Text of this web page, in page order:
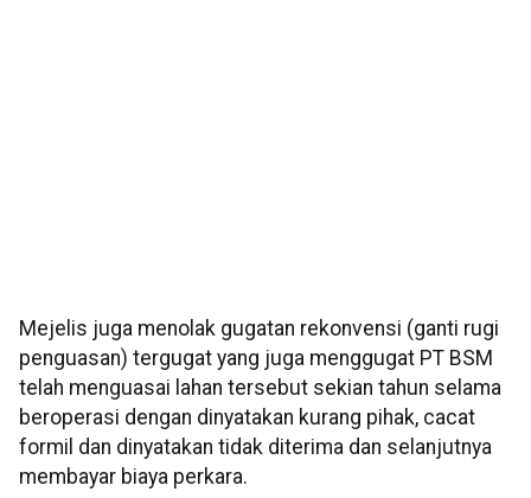
Mejelis juga menolak gugatan rekonvensi (ganti rugi
penguasan) tergugat yang juga menggugat PT BSM
telah menguasai lahan tersebut sekian tahun selama
beroperasi dengan dinyatakan kurang pihak, cacat
formil dan dinyatakan tidak diterima dan selanjutnya
membayar biaya perkara.